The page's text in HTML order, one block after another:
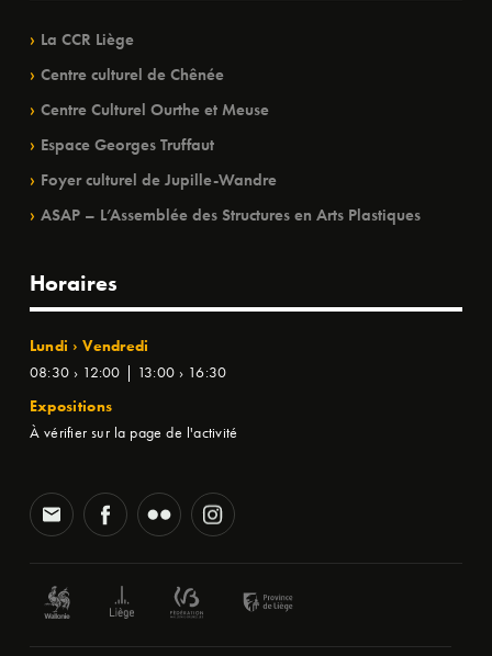
La CCR Liège
Centre culturel de Chênée
Centre Culturel Ourthe et Meuse
Espace Georges Truffaut
Foyer culturel de Jupille-Wandre
ASAP – L’Assemblée des Structures en Arts Plastiques
Horaires
Lundi › Vendredi
08:30 › 12:00 | 13:00 › 16:30
Expositions
À vérifier sur la page de l'activité